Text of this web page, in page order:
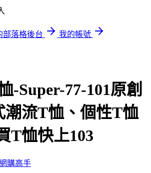
部落格後台
我的帳號
-Super-77-101原創
潮流T恤、個性T恤
T恤快上103
購高手